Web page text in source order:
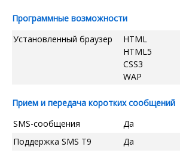
Программные возможности
Установленный браузер
HTML
HTML5
CSS3
WAP
Прием и передача коротких сообщений
SMS-сообщения
Да
Поддержка SMS T9
Да